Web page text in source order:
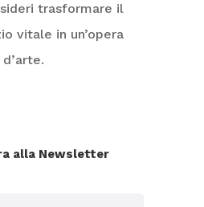
trasformare il
vitale in un’opera
d’arte.
alla Newsletter